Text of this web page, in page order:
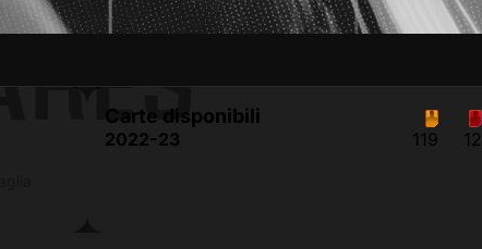
Carte disponibili
2022-23 119 12